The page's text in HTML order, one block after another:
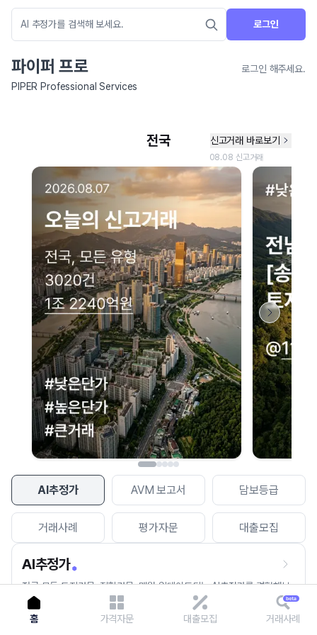
로그인
파이퍼 프로
로그인 해주세요.
PIPER Professional Services
AI추정가 AVM 보고서 담보등급
거래사례 평가자문 대출모집
AI추정가
전국 모든 토지건물, 집합건물, 매월 업데이트되는 AI추정가를 경험해보
세요.
네이버 지도 연결 안내
현재 네이버 지도 연결이 원활하지 않아 지도를 불러올 수 없습니다.
이용에 불편을 드려 죄송합니다.
다시 시도
홈 가격자문 대출모집 거래사례